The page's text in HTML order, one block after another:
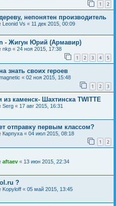
1 2
непонятен производитель
Leonid Vs « 11 дек 2015, 00:09
- Жигун Юрий (Армавир)
nkp « 24 ноя 2015, 17:38
1 2 3 4 5
знать своих героев
« 02 ноя 2015, 15:48
1 2 3
из каменск- Шахтинска TWITTE
Serg « 17 авг 2015, 16:31
отправку первым классом?
Карпуха « 04 июл 2015, 08:18
1 2
aftaev « 13 июн 2015, 22:34
?
Kopyloff « 05 май 2015, 13:45